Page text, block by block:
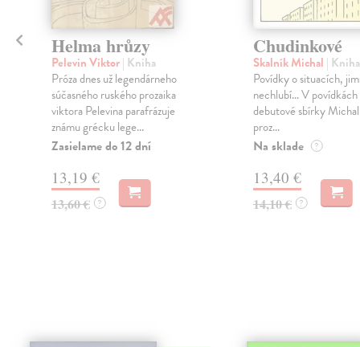
Helma hrůzy
Pelevin Viktor| Kniha
Próza dnes už legendárneho
súčasného ruského prozaika
viktora Pelevina parafrázuje
známu grécku lege...
Zasielame do 12 dní
13,19 €
13,60 € ?
Chudinkové
Skalník Michal | Kniha
Povídky o situacích,
nechlubí... V povídkách
debutové sbírky
proz...
Na sklade ?
13,40 €
14,10 € ?